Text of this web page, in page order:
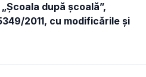
după școală”,
2011, cu modificările și